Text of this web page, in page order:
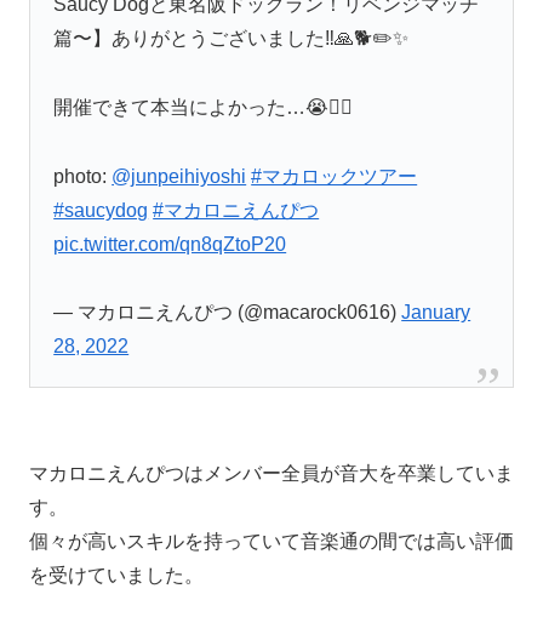
Saucy Dogと東名阪ドッグラン！リベンジマッチ
篇〜】ありがとうございました‼️🙏🐕✏️✨
開催できて本当によかった…😭❤️‍🔥
photo: @junpeihiyoshi #マカロックツアー
#saucydog #マカロニえんぴつ
pic.twitter.com/qn8qZtoP20
— マカロニえんぴつ (@macarock0616)January
28, 2022
マカロニえんぴつはメンバー全員が音大を卒業していま
す。
個々が高いスキルを持っていて音楽通の間では高い評価
を受けていました。